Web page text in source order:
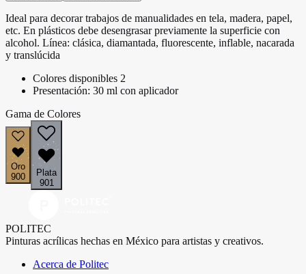
Ideal para decorar trabajos de manualidades en tela, madera, papel,
etc. En plásticos debe desengrasar previamente la superficie con
alcohol. Línea: clásica, diamantada, fluorescente, inflable, nacarada
y translúcida
Colores disponibles 2
Presentación: 30 ml con aplicador
Gama de Colores
Oro
900
Plata
901
POLITEC
Pinturas acrílicas hechas en México para artistas y creativos.
Acerca de Politec